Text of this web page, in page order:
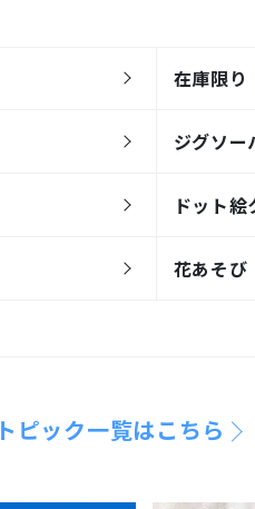
在庫限り
ジグソー
ドット
花あそび
トピック一覧はこちら